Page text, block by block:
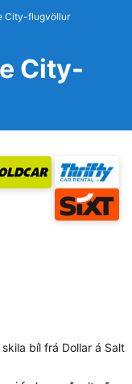
City-flugvöllur
City-
bíl frá Dollar á Salt